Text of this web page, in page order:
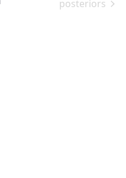
Esdeveniments
posteriors